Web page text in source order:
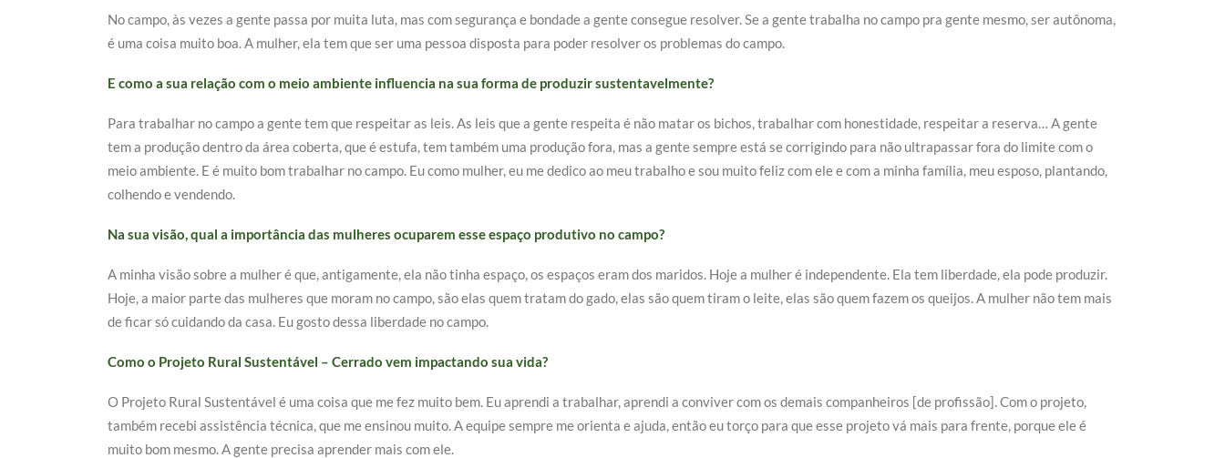
No campo, às vezes a gente passa por muita luta, mas com segurança e bondade a gente consegue resolver. Se a gente trabalha no campo pra gente mesmo, ser autônoma,
é uma coisa muito boa. A mulher, ela tem que ser uma pessoa disposta para poder resolver os problemas do campo.
E como a sua relação com o meio ambiente influencia na sua forma de produzir sustentavelmente?
Para trabalhar no campo a gente tem que respeitar as leis. As leis que a gente respeita é não matar os bichos, trabalhar com honestidade, respeitar a reserva… A gente
tem a produção dentro da área coberta, que é estufa, tem também uma produção fora, mas a gente sempre está se corrigindo para não ultrapassar fora do limite com o
meio ambiente. E é muito bom trabalhar no campo. Eu como mulher, eu me dedico ao meu trabalho e sou muito feliz com ele e com a minha família, meu esposo, plantando,
colhendo e vendendo.
Na sua visão, qual a importância das mulheres ocuparem esse espaço produtivo no campo?
A minha visão sobre a mulher é que, antigamente, ela não tinha espaço, os espaços eram dos maridos. Hoje a mulher é independente. Ela tem liberdade, ela pode produzir.
Hoje, a maior parte das mulheres que moram no campo, são elas quem tratam do gado, elas são quem tiram o leite, elas são quem fazem os queijos. A mulher não tem mais
de ficar só cuidando da casa. Eu gosto dessa liberdade no campo.
Como o Projeto Rural Sustentável – Cerrado vem impactando sua vida?
O Projeto Rural Sustentável é uma coisa que me fez muito bem. Eu aprendi a trabalhar, aprendi a conviver com os demais companheiros [de profissão]. Com o projeto,
também recebi assistência técnica, que me ensinou muito. A equipe sempre me orienta e ajuda, então eu torço para que esse projeto vá mais para frente, porque ele é
muito bom mesmo. A gente precisa aprender mais com ele.